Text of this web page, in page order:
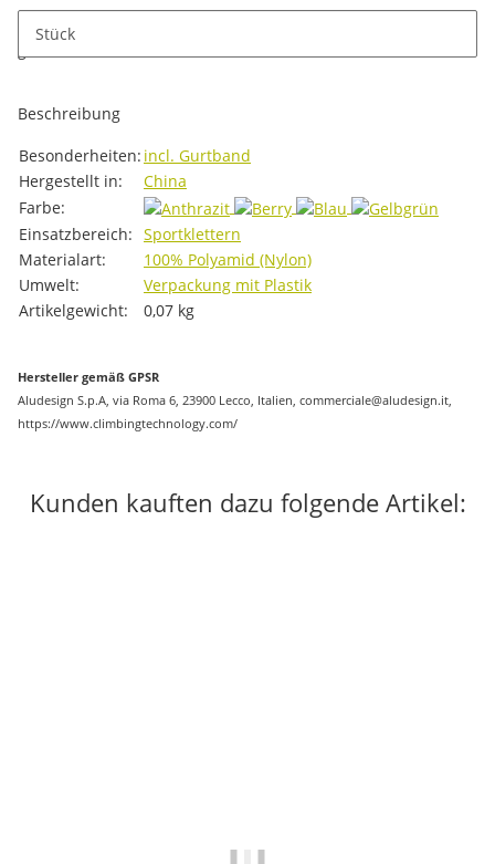
Stück
Dieses Produkt hat Variationen. Wählen Sie bitte die
Beschreibung
Produkteigenschaft
Wert
Besonderheiten: incl. Gurtband
Hergestellt in:
China
Farbe:
Einsatzbereich: Sportklettern
Materialart:
100% Polyamid (Nylon)
Umwelt:
Verpackung mit Plastik
Artikelgewicht:
0,07 kg
Hersteller gemäß GPSR
Aludesign S.p.A, via Roma 6, 23900 Lecco, Italien, commerciale@aludesign.it,
https://www.climbingtechnology.com/
Kunden kauften dazu folgende Artikel: